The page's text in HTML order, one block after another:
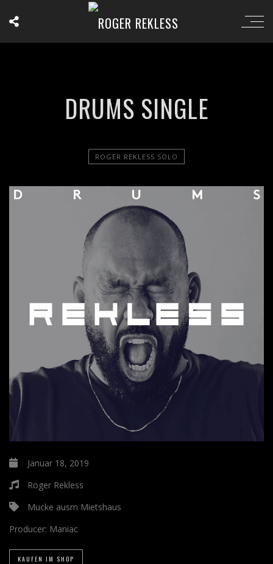
DRUMS SINGLE
ROGER REKLESS SOLO
Januar 18, 2019
Roger Rekless
Mucke ausm Mietshaus
Producer: Maniac
KAUFEN IM SHOP